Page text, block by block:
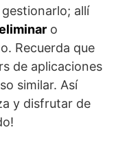
allí
o
Recuerda que
de aplicaciones
similar. Así
y disfrutar de